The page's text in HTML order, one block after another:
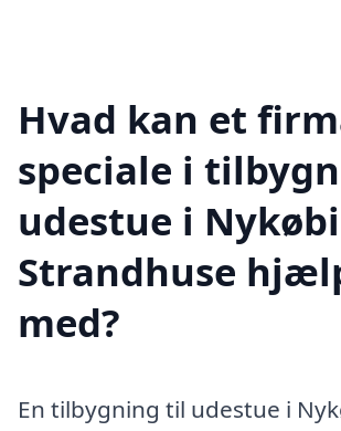
Hvad kan et
speciale i
udestue i
Strandhuse
med?
En tilbygning til udestue i